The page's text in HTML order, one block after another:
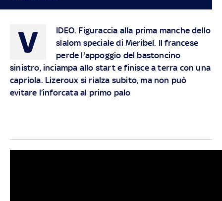
V IDEO. Figuraccia alla prima manche dello
slalom speciale di Meribel. Il francese
perde l'appoggio del bastoncino
sinistro, inciampa allo start e finisce a terra con una
capriola. Lizeroux si rialza subito, ma non può
evitare l’inforcata al primo palo